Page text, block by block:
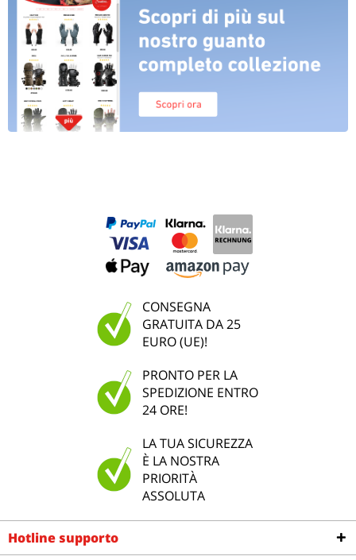
CONSEGNA
GRATUITA DA 25
EURO (UE)!
PRONTO PER LA
SPEDIZIONE ENTRO
24 ORE!
LA TUA SICUREZZA
È LA NOSTRA
PRIORITÀ
ASSOLUTA
Hotline supporto